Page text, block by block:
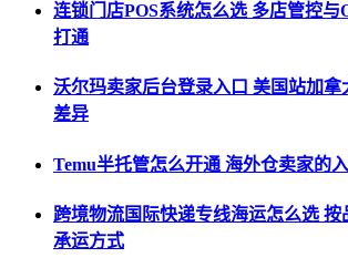
连锁门店POS系统怎么选 多店管控与
打通
沃尔玛卖家后台登录入口 美国站加拿
差异
Temu半托管怎么开通 海外仓卖家的
跨境物流国际快递专线海运怎么选
承运方式